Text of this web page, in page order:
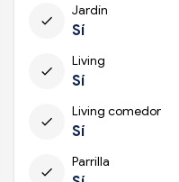
check
Jardín
Sí
check
Living
Sí
check
Living comedor
Sí
check
Parrilla